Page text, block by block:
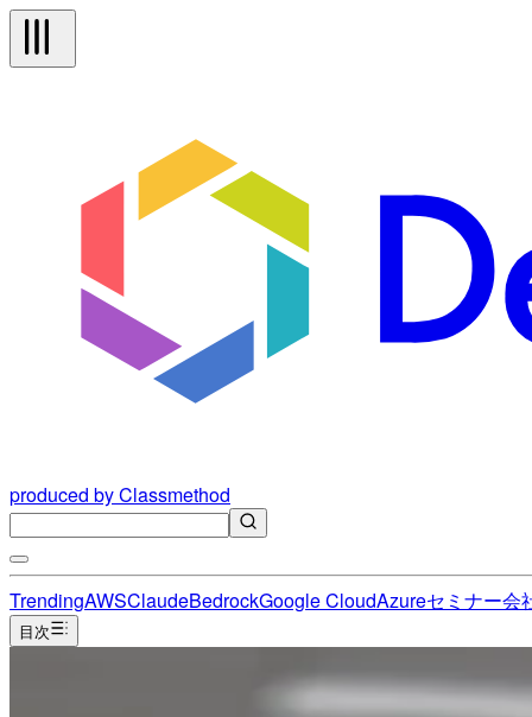
produced by Classmethod
TrendingAWSClaudeBedrockGoogle CloudAzureセミナー会
目次